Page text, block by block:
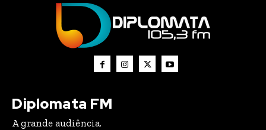
Diplomata FM
A grande audiência.